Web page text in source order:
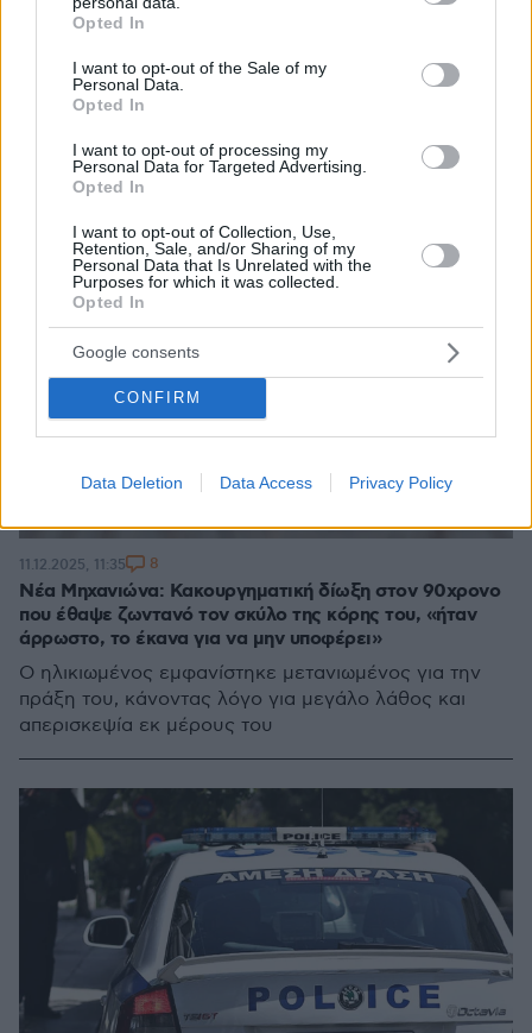
grant or deny consent to Google and its third-party tags to
use your data for below specified purposes in below Google
consent section.
Opted In
I want to opt-out of the Sale of my
Personal Data.
Opted In
I want to opt-out of processing my
Personal Data for Targeted Advertising.
Opted In
I want to opt-out of Collection, Use,
Retention, Sale, and/or Sharing of my
Personal Data that Is Unrelated with the
Purposes for which it was collected.
Opted In
Google consents
CONFIRM
Data Deletion Data Access Privacy Policy
Νέα Μηχανιώνα: Κακουργηματική δίωξη στον 90χρονο
που έθαψε ζωντανό τον σκύλο της κόρης του, «ήταν
άρρωστο, το έκανα για να μην υποφέρει»
Ο ηλικιωμένος εμφανίστηκε μετανιωμένος για την
πράξη του, κάνοντας λόγο για μεγάλο λάθος και
απερισκεψία εκ μέρους του
11.12.2025, 11:35 8